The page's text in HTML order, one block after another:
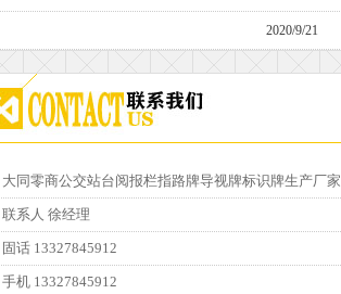
2020/9/21
大同零商公交站台阅报栏指路牌导视牌标识牌生产厂家
联系人 徐经理
固话 13327845912
手机 13327845912